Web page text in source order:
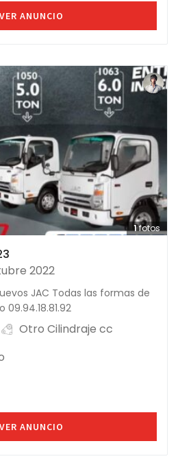
ANUNCIO
1fotos
2022
JAC Todas las formas de
Otro Cilindraje cc
ANUNCIO